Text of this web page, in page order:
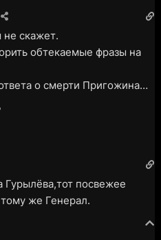
не скажет.
обтекаемые фразы на
о смерти Пригожина…
Гурылёва,тот посвежее
же Генерал.